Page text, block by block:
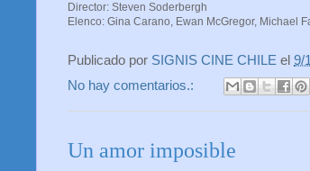
Director: Steven Soderbergh
Elenco: Gina Carano, Ewan McGregor, Michael
Publicado por SIGNIS CINE CHILE el 9/
No hay comentarios.:
Un amor imposible